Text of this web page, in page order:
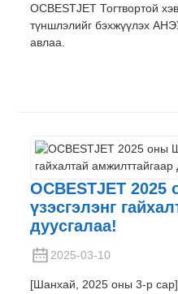
OCBESTJET Тогтвортой
түншлэлийг бэхжүүлэх
авлаа.
OCBESTJET
үзэсгэлэнг
дуусгалаа!
2025-03-10
[Шанхай, 2025 оны 3-р